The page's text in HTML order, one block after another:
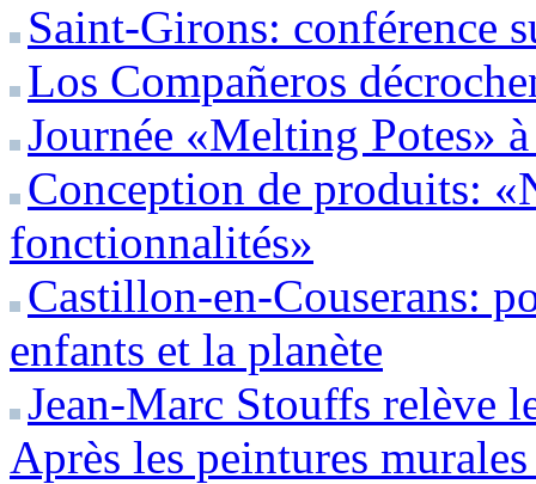
Saint-Girons: conférence
Los Compañeros
Journée «Melting Potes»
Conception de produits:
fonctionnalités»
Castillon-en-Couserans:
enfants et la planète
Jean-Marc Stouffs relève
Après les peintures